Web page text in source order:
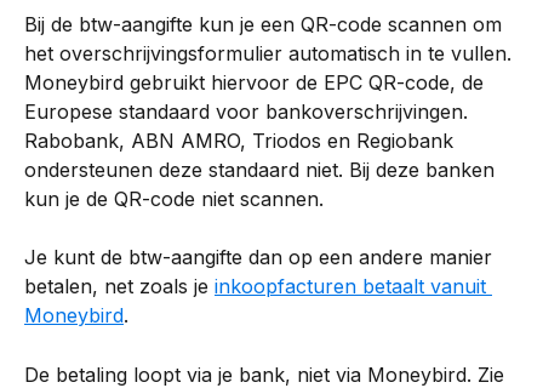
Bij de btw-aangifte kun je een QR-code scannen om
het overschrijvingsformulier automatisch in te vullen.
Moneybird gebruikt hiervoor de EPC QR-code, de
Europese standaard voor bankoverschrijvingen.
Rabobank, ABN AMRO, Triodos en Regiobank
ondersteunen deze standaard niet. Bij deze banken
kun je de QR-code niet scannen.
Je kunt de btw-aangifte dan op een andere manier
betalen, net zoals je inkoopfacturen betaalt vanuit
Moneybird.
De betaling loopt via je bank, niet via Moneybird. Zie